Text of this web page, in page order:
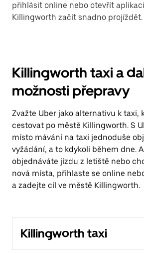
přihlásit online nebo otevřít
Killingworth začít snadno projíždět.
Killingworth taxi a
možnosti přepravy
Zvažte Uber jako alternativu k taxi,
cestovat po městě Killingworth. S
místo mávání na taxi jednoduše
vyžádání, a to kdykoli během dne.
objednáváte jízdu z letiště nebo
nová místa, přihlaste se online
a zadejte cíl ve městě Killingworth.
Killingworth taxi